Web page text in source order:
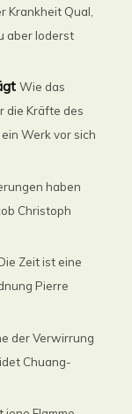
Krankheit Qual,
aber loderst
Wie das
die Kräfte des
Werk vor sich
haben
Christoph
Zeit ist eine
Pierre
der Verwirrung
Chuang-